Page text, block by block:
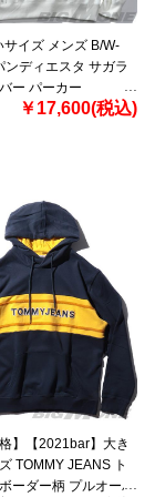
イズ メンズ B/W-
ンディエスタ サガラ
ー パーカー
￥17,600(税込)
】【2021bar】大き
TOMMY JEANS ト
ーダー柄 プルオーバ